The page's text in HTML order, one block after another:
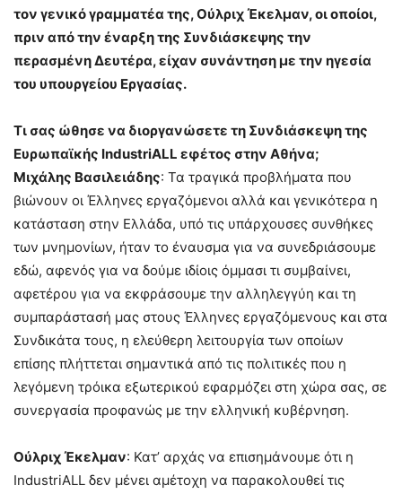
τον γενικό γραμματέα της, Ούλριχ Έκελμαν, οι οποίοι,
πριν από την έναρξη της Συνδιάσκεψης την
περασμένη Δευτέρα, είχαν συνάντηση με την ηγεσία
του υπουργείου Εργασίας.
Τι σας ώθησε να διοργανώσετε τη Συνδιάσκεψη της
Ευρωπαϊκής IndustriALL εφέτος στην Αθήνα;
Μιχάλης Βασιλειάδης: Τα τραγικά προβλήματα που
βιώνουν οι Έλληνες εργαζόμενοι αλλά και γενικότερα η
κατάσταση στην Ελλάδα, υπό τις υπάρχουσες συνθήκες
των μνημονίων, ήταν το έναυσμα για να συνεδριάσουμε
εδώ, αφενός για να δούμε ιδίοις όμμασι τι συμβαίνει,
αφετέρου για να εκφράσουμε την αλληλεγγύη και τη
συμπαράστασή μας στους Έλληνες εργαζόμενους και στα
Συνδικάτα τους, η ελεύθερη λειτουργία των οποίων
επίσης πλήττεται σημαντικά από τις πολιτικές που η
λεγόμενη τρόικα εξωτερικού εφαρμόζει στη χώρα σας, σε
συνεργασία προφανώς με την ελληνική κυβέρνηση.
Ούλριχ Έκελμαν: Κατ’ αρχάς να επισημάνουμε ότι η
IndustriALL δεν μένει αμέτοχη να παρακολουθεί τις